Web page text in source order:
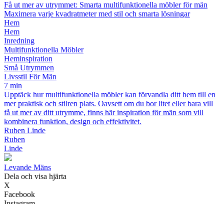
Få ut mer av utrymmet: Smarta multifunktionella möbler för män
Maximera varje kvadratmeter med stil och smarta lösningar
Hem
Hem
Inredning
Multifunktionella Möbler
Heminspiration
Små Utrymmen
Livsstil För Män
7 min
Upptäck hur multifunktionella möbler kan förvandla ditt hem till en
mer praktisk och stilren plats. Oavsett om du bor litet eller bara vill
få ut mer av ditt utrymme, finns här inspiration för män som vill
kombinera funktion, design och effektivitet.
Ruben Linde
Ruben
Linde
Levande Mäns
Dela och visa hjärta
X
Facebook